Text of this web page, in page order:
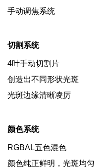
手动调焦系统
切割系统
4叶手动切割片
创造出不同形状光斑
光斑边缘清晰凌厉
颜色系统
RGBAL五色混色
颜色纯正鲜明，光斑均匀